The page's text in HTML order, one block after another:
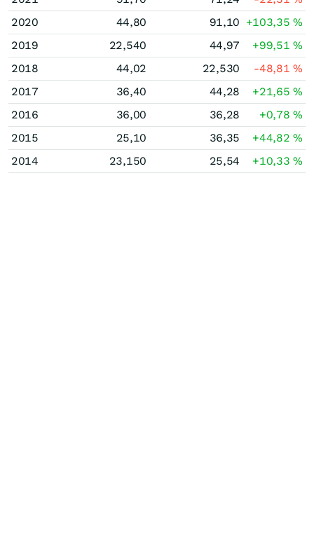
2020
44,80 91,10 +103,35%
2019
22,540 44,97 +99,51%
2018
44,02 22,530 -48,81%
2017
36,40 44,28 +21,65%
2016
36,00 36,28 +0,78%
2015
25,10 36,35 +44,82%
2014
23,150 25,54 +10,33%